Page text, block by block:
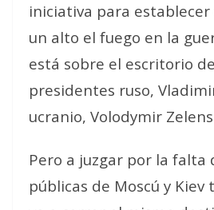
iniciativa para
un alto el fuego en la
está sobre el escritorio
presidentes ruso,
ucranio, Volodymir
Pero a juzgar por la falta
públicas de Moscú y